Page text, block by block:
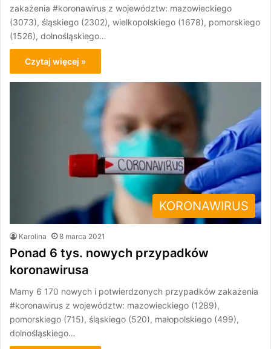
zakażenia #koronawirus z województw: mazowieckiego
(3073), śląskiego (2302), wielkopolskiego (1678), pomorskiego
(1526), dolnośląskiego…
Czytaj więcej »
KORONAWIRUS
Karolina 8 marca 2021
Ponad 6 tys. nowych przypadków
koronawirusa
Mamy 6 170 nowych i potwierdzonych przypadków zakażenia
#koronawirus z województw: mazowieckiego (1289),
pomorskiego (715), śląskiego (520), małopolskiego (499),
dolnośląskiego…